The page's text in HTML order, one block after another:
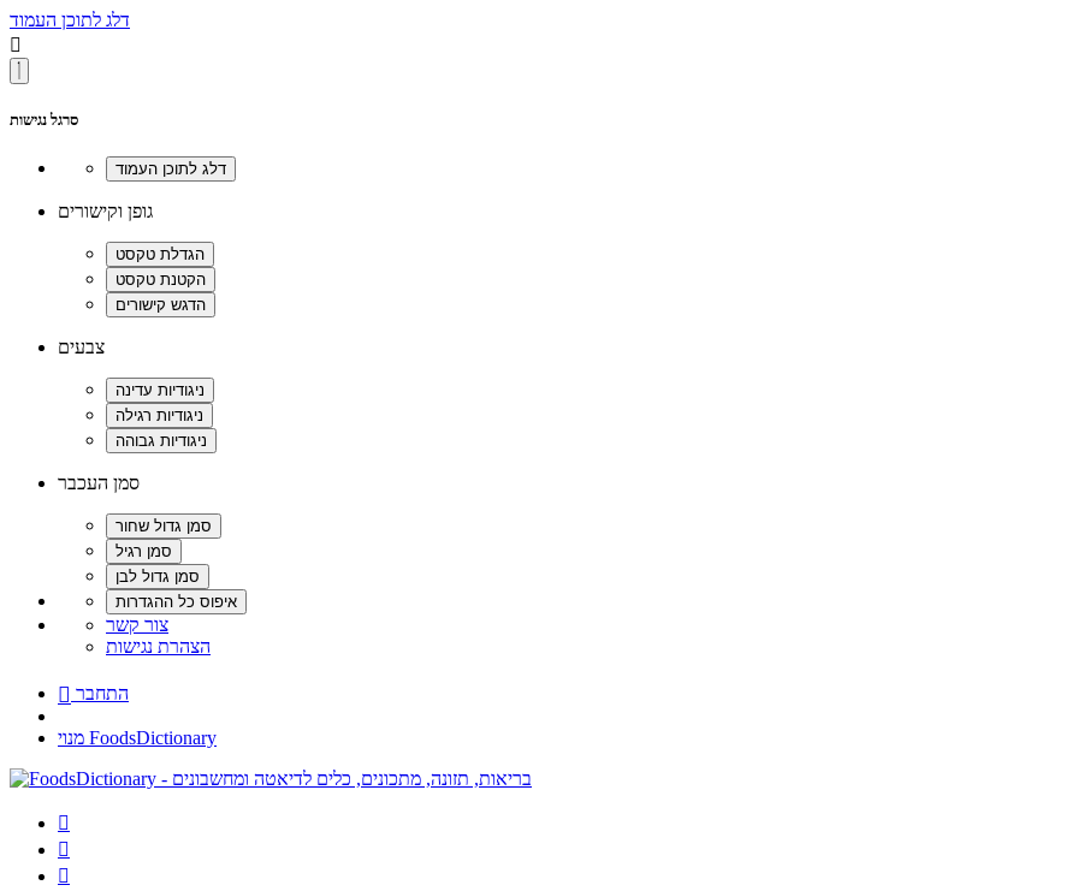
דלג לתוכן העמוד

סרגל נגישות
גופן וקישורים
צבעים
סמן העכבר
צור קשר
הצהרת נגישות
 התחבר
מנוי FoodsDictionary


